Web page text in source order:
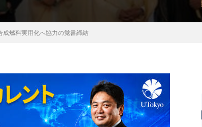
成燃料実用化へ協力の覚書締結